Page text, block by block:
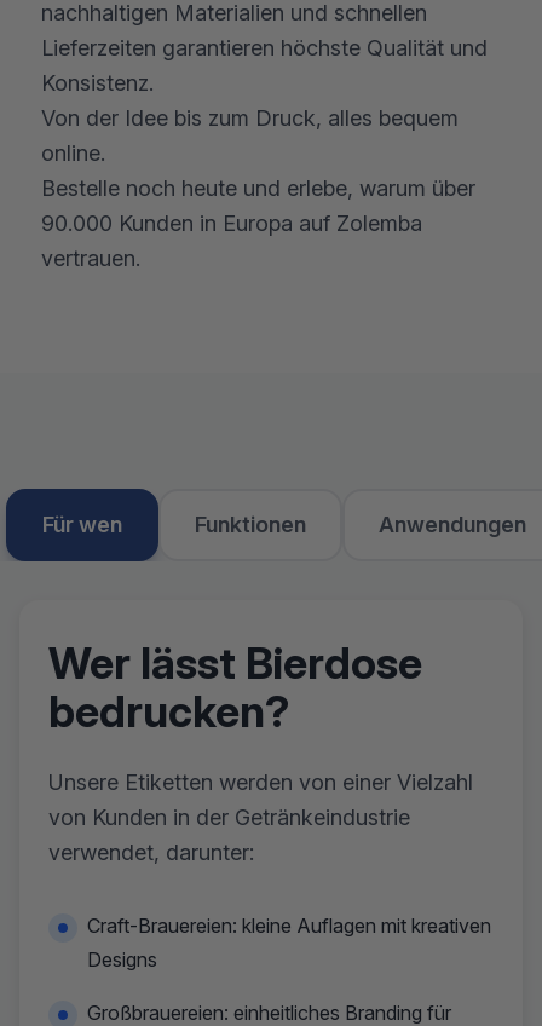
nachhaltigen Materialien und schnellen
Lieferzeiten garantieren höchste Qualität und
Konsistenz.
Von der Idee bis zum Druck, alles bequem
online.
Bestelle noch heute und erlebe, warum über
90.000 Kunden in Europa auf Zolemba
vertrauen.
Für wen Funktionen Anwendungen
Wer lässt Bierdose
bedrucken?
Unsere Etiketten werden von einer Vielzahl
von Kunden in der Getränkeindustrie
verwendet, darunter:
Craft-Brauereien: kleine Auflagen mit kreativen
Designs
Großbrauereien: einheitliches Branding für